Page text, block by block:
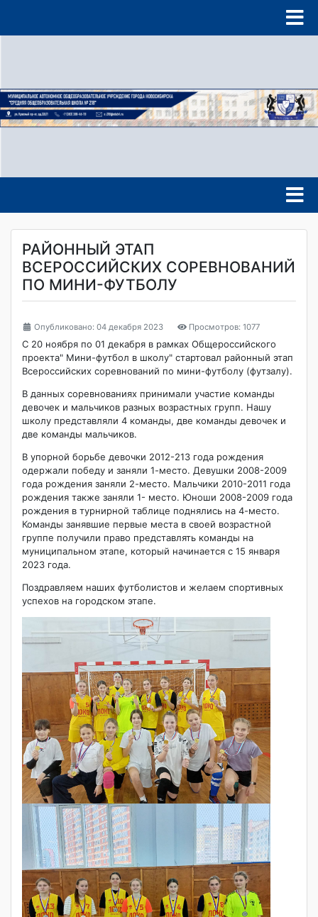
РАЙОННЫЙ ЭТАП
ВСЕРОССИЙСКИХ СОРЕВНОВАНИЙ
ПО МИНИ-ФУТБОЛУ
Опубликовано: 04 декабря 2023 Просмотров: 1077
С 20 ноября по 01 декабря в рамках Общероссийского
проекта" Мини-футбол в школу" стартовал районный этап
Всероссийских соревнований по мини-футболу (футзалу).
В данных соревнованиях принимали участие команды
девочек и мальчиков разных возрастных групп. Нашу
школу представляли 4 команды, две команды девочек и
две команды мальчиков.
В упорной борьбе девочки 2012-213 года рождения
одержали победу и заняли 1-место. Девушки 2008-2009
года рождения заняли 2-место. Мальчики 2010-2011 года
рождения также заняли 1- место. Юноши 2008-2009 года
рождения в турнирной таблице поднялись на 4-место.
Команды занявшие первые места в своей возрастной
группе получили право представлять команды на
муниципальном этапе, который начинается с 15 января
2023 года.
Поздравляем наших футболистов и желаем спортивных
успехов на городском этапе.